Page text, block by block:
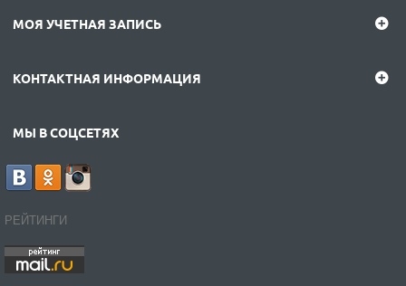
МОЯ УЧЕТНАЯ ЗАПИСЬ
КОНТАКТНАЯ ИНФОРМАЦИЯ
МЫ В СОЦСЕТЯХ
РЕЙТИНГИ